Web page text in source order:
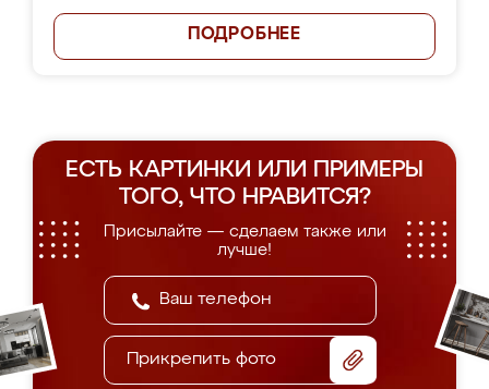
ПОДРОБНЕЕ
ЕСТЬ КАРТИНКИ ИЛИ ПРИМЕРЫ
ТОГО, ЧТО НРАВИТСЯ?
Присылайте — сделаем также или
лучше!
Прикрепить фото